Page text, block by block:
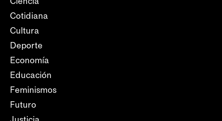
Cotidiana
Cultura
Deporte
Economía
Educación
Feminismos
Futuro